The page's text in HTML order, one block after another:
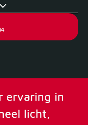
ervaring in
licht,